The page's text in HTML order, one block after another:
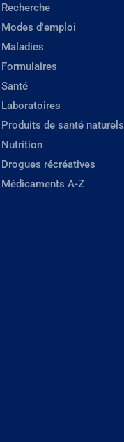
Recherche
Modes d'emploi
Maladies
Formulaires
Santé
Laboratoires
Produits de santé naturels
Nutrition
Drogues récréatives
Médicaments A-Z